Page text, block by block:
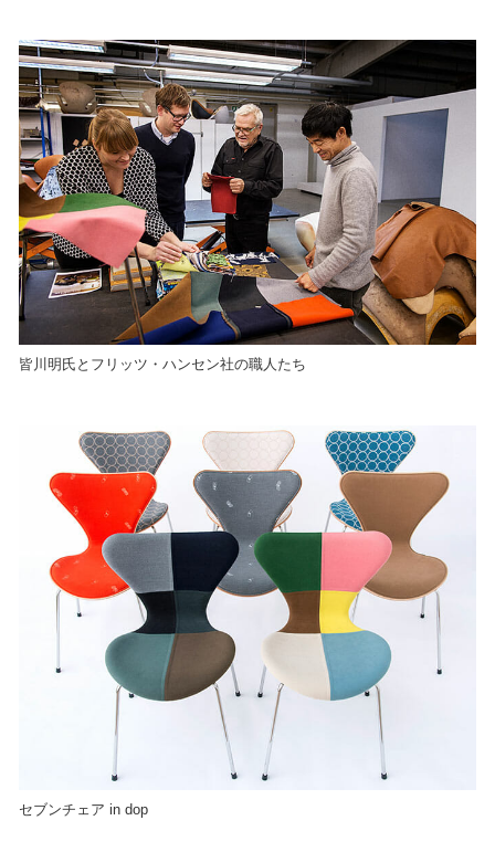
皆川明氏とフリッツ・ハンセン社の職人たち
セブンチェア in dop